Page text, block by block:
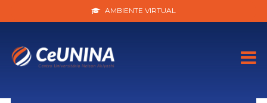
AMBIENTE VIRTUAL